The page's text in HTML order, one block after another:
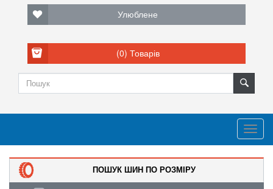
Улюблене
(0) Товарів
ПОШУК ШИН ПО РОЗМІРУ